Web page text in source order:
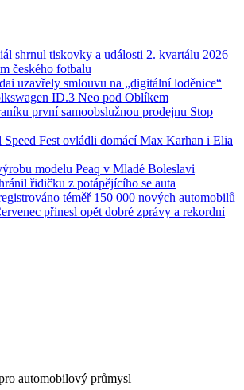
shrnul tiskovky a události 2. kvartálu 2026
českého fotbalu
uzavřely smlouvu na „digitální loděnice“
ID.3 Neo pod Oblíkem
první samoobslužnou prodejnu Stop
Speed Fest ovládli domácí Max Karhan i Elia
modelu Peaq v Mladé Boleslavi
řidičku z potápějícího se auta
téměř 150 000 nových automobilů
přinesl opět dobré zprávy a rekordní
automobilový průmysl